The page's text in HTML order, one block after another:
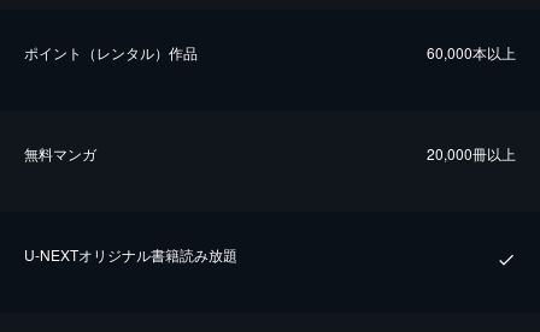
ポイント（レンタル）作品 60,000本以上
無料マンガ 20,000冊以上
U-NEXTオリジナル書籍読み放題